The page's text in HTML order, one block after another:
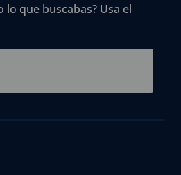
que buscabas? Usa el